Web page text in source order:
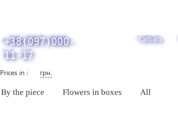
+38(097)000-
11-17
Callback
Prices in : грн.
By the piece Flowers in boxes All